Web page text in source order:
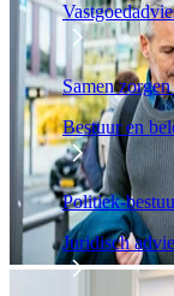
Samen
Bestuur en
Politiek-
Juridisch